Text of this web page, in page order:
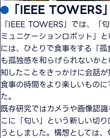
「IEEE TOWERS
「IEEE TOWERS」では、「
ミュニケーションロボット」
には、ひとりで食事をする「
も孤独感を和らげられないか
知したことをきっかけに会話が
食事の時間をより楽しいもの
た。
既存研究ではカメラや画像認
こに「匂い」という新しい切
うとしました。構想としては